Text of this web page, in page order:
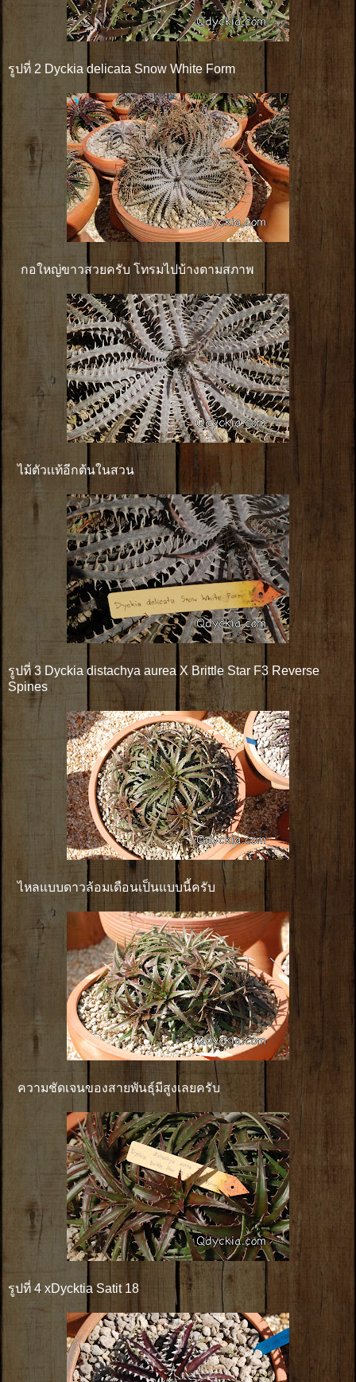
รูปที่ 2 Dyckia delicata Snow White Form
กอใหญ่ขาวสวยครับ โทรมไปบ้างตามสภาพ
ไม้ตัวเเท้อีกต้นในสวน
รูปที่ 3 Dyckia distachya aurea X Brittle Star F3 Reverse
Spines
ไหลแบบดาวล้อมเดือนเป็นแบบนี้ครับ
ความชัดเจนของสายพันธุ์มีสูงเลยครับ
รูปที่ 4 xDycktia Satit 18